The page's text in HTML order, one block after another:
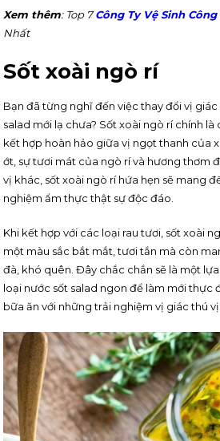
Xem thêm: Top 7Công Ty Vệ Sinh
Nhất
Sốt xoài ngò rí
Bạn đã từng nghĩ đến việc thay đổi vị
salad mới lạ chưa? Sốt xoài ngò rí chính là
kết hợp hoàn hảo giữa vị ngọt thanh của
ớt, sự tươi mát của ngò rí và hương thơm
vị khác, sốt xoài ngò rí hứa hẹn sẽ mang
nghiệm ẩm thực thật sự độc đáo.
Khi kết hợp với các loại rau tươi, sốt xoài
một màu sắc bắt mắt, tươi tắn mà còn
đà, khó quên. Đây chắc chắn sẽ là một
loại nước sốt salad ngon để làm mới thực
bữa ăn với những trải nghiệm vị giác thú